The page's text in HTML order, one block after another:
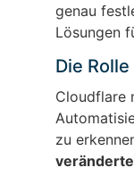
genau
Lösungen
Die
Cloudflare
zu